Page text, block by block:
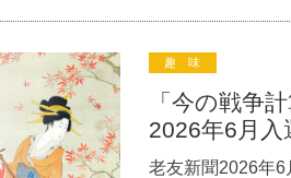
趣 味
「今の戦争
2026年6月入
老友新聞2026年6